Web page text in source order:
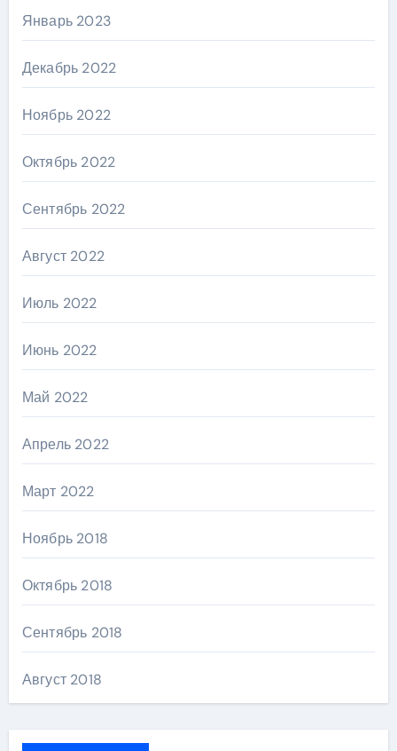
Январь 2023
Декабрь 2022
Ноябрь 2022
Октябрь 2022
Сентябрь 2022
Август 2022
Июль 2022
Июнь 2022
Май 2022
Апрель 2022
Март 2022
Ноябрь 2018
Октябрь 2018
Сентябрь 2018
Август 2018